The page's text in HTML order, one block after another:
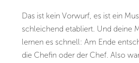
Das ist kein Vorwurf, es ist ein
schleichend etabliert. Und deine
lernen es schnell: Am Ende
die Chefin oder der Chef. Also